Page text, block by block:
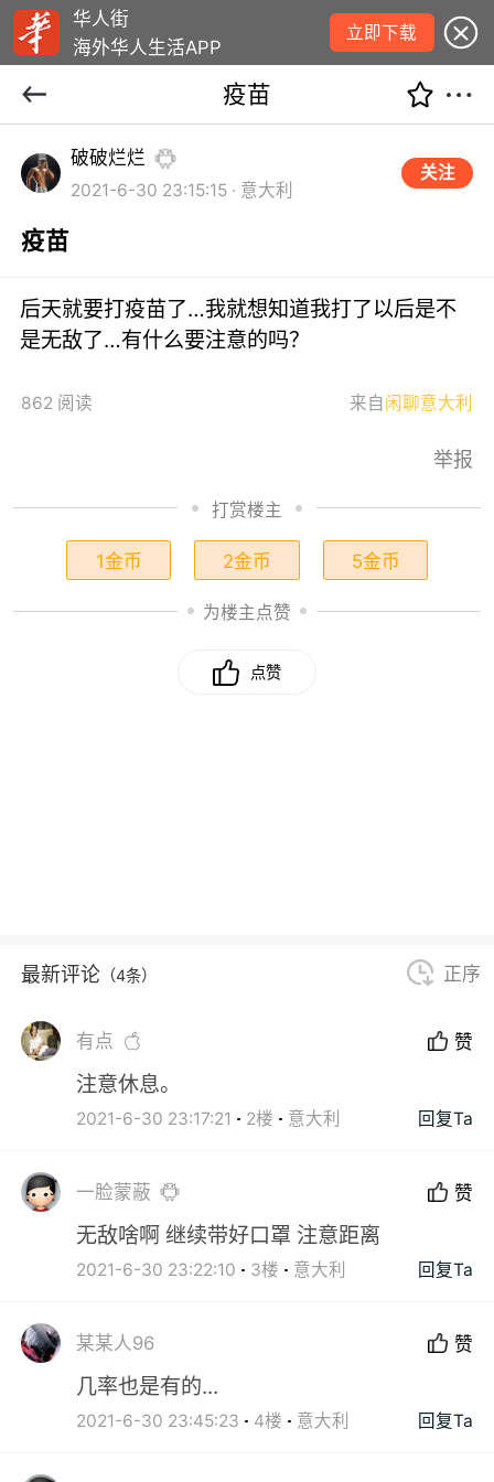
华人街
海外华人生活APP
立即下载
疫苗
破破烂烂
2021-6-30 23:15:15 · 意大利
关注
疫苗
后天就要打疫苗了…我就想知道我打了以后是不
是无敌了…有什么要注意的吗？
862 阅读 来自 闲聊意大利
举报
打赏楼主
1金币 2金币 5金币
为楼主点赞
点赞
最新评论 （4条） 正序
有点 赞
注意休息。
2021-6-30 23:17:21 2楼 意大利 回复Ta
一脸蒙蔽 赞
无敌啥啊 继续带好口罩 注意距离
2021-6-30 23:22:10 3楼 意大利 回复Ta
某某人96 赞
几率也是有的...
2021-6-30 23:45:23 4楼 意大利 回复Ta